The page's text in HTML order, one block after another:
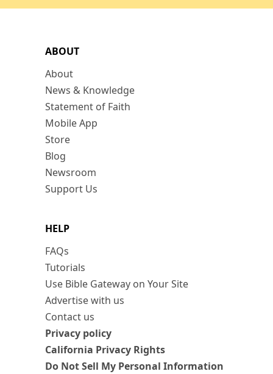
ABOUT
About
News & Knowledge
Statement of Faith
Mobile App
Store
Blog
Newsroom
Support Us
HELP
FAQs
Tutorials
Use Bible Gateway on Your Site
Advertise with us
Contact us
Privacy policy
California Privacy Rights
Do Not Sell My Personal Information